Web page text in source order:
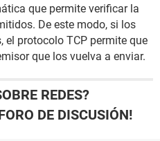
que permite verificar la
De este modo, si los
protocolo TCP permite que
que los vuelva a enviar.
REDES?
DE DISCUSIÓN!